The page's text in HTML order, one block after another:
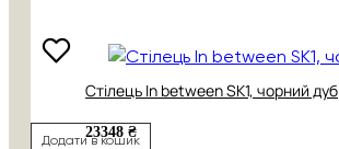
Cтілець In between SK1, чорний дуб
23348 ₴
Додати в кошик